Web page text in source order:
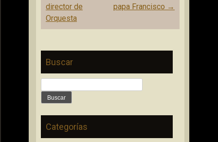
entradas
director de
Orquesta
papa Francisco →
Buscar
Categorías